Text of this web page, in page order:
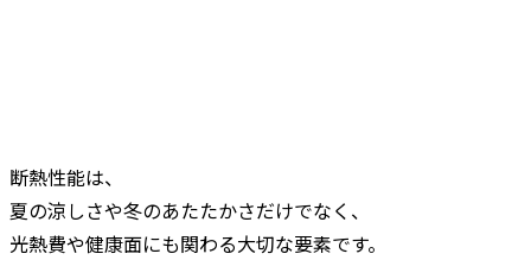
断熱性能は、
夏の涼しさや冬のあたたかさだけでなく、
光熱費や健康面にも関わる大切な要素です。